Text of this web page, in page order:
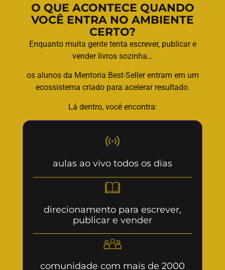
O QUE ACONTECE QUANDO
VOCÊ ENTRA NO AMBIENTE
CERTO?
Enquanto muita gente tenta escrever, publicar e
vender livros sozinha…
os alunos da Mentoria Best-Seller entram em um
ecossistema criado para acelerar resultado.
Lá dentro, você encontra:
aulas ao vivo todos os dias
direcionamento para escrever,
publicar e vender
comunidade com mais de 2000